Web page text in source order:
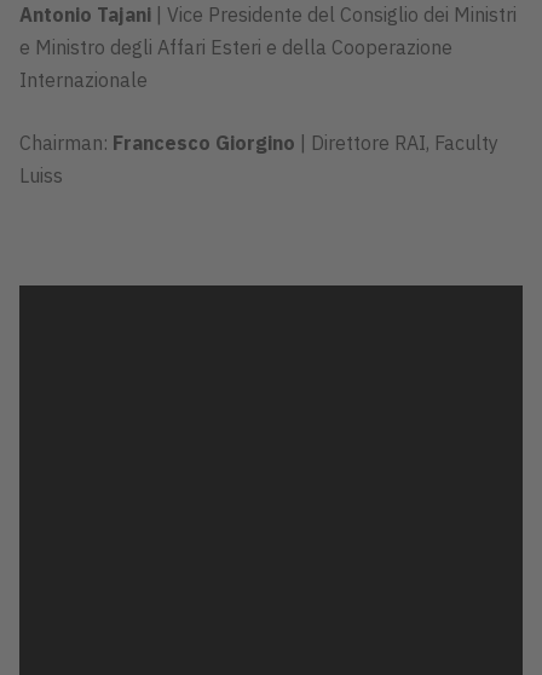
Antonio Tajani | Vice Presidente del Consiglio dei Ministri
e Ministro degli Affari Esteri e della Cooperazione
Internazionale
Chairman: Francesco Giorgino | Direttore RAI, Faculty
Luiss